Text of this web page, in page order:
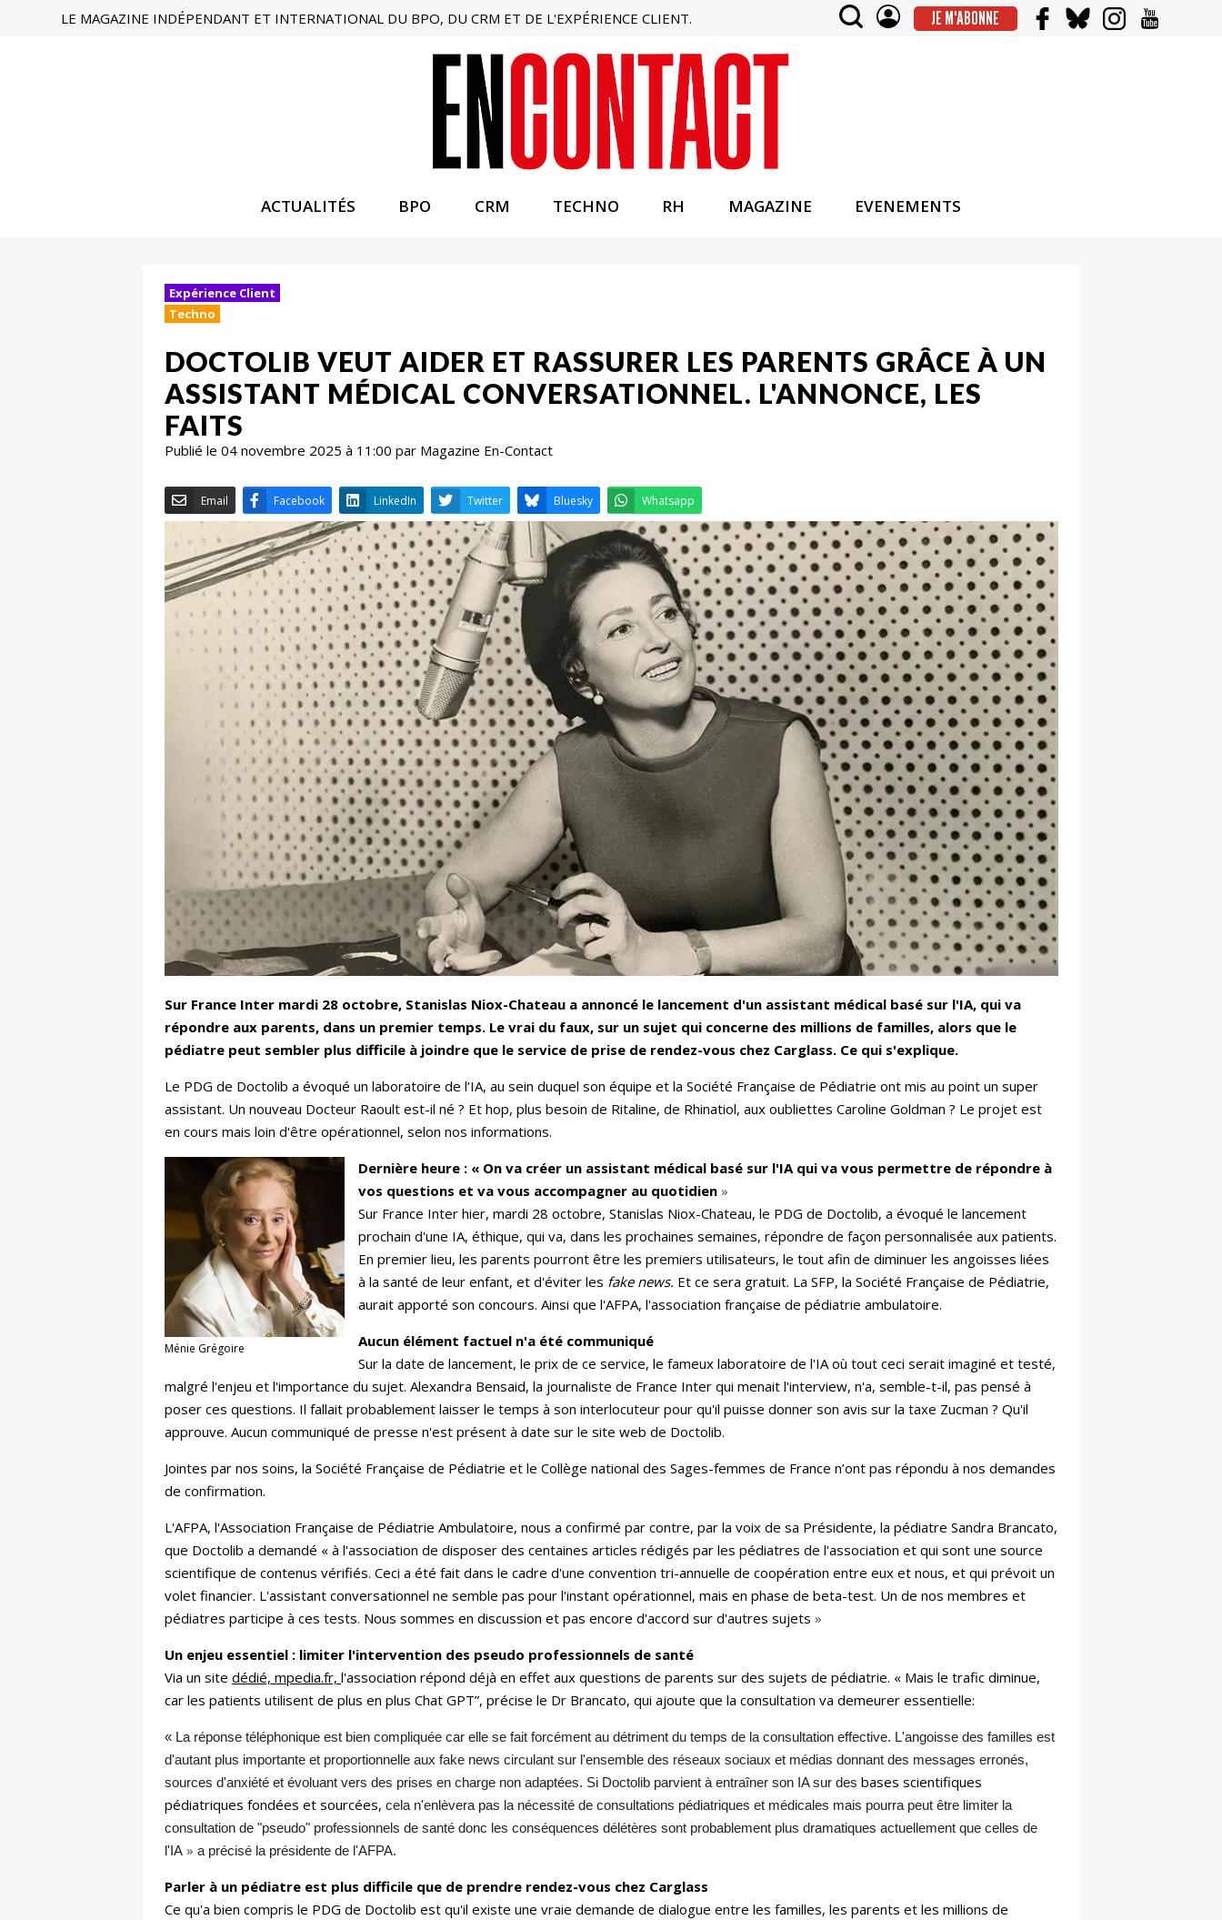
LE MAGAZINE INDÉPENDANT ET INTERNATIONAL DU BPO, DU CRM ET DE L'EXPÉRIENCE CLIENT. JE M'ABONNE
ACTUALITÉS BPO CRM TECHNO RH MAGAZINE EVENEMENTS
Expérience Client
Techno
DOCTOLIB VEUT AIDER ET RASSURER LES PARENTS GRÂCE À UN
ASSISTANT MÉDICAL CONVERSATIONNEL. L'ANNONCE, LES
FAITS
Publié le 04 novembre 2025 à 11:00 par Magazine En-Contact
Email Facebook LinkedIn Twitter Bluesky Whatsapp
Sur France Inter mardi 28 octobre, Stanislas Niox-Chateau a annoncé le lancement d'un assistant médical basé sur l'IA, qui va
répondre aux parents, dans un premier temps. Le vrai du faux, sur un sujet qui concerne des millions de familles, alors que le
pédiatre peut sembler plus difficile à joindre que le service de prise de rendez-vous chez Carglass. Ce qui s'explique.
Le PDG de Doctolib a évoqué un laboratoire de l’IA, au sein duquel son équipe et la Société Française de Pédiatrie ont mis au point un super
assistant. Un nouveau Docteur Raoult est-il né ? Et hop, plus besoin de Ritaline, de Rhinatiol, aux oubliettes Caroline Goldman ? Le projet est
en cours mais loin d'être opérationnel, selon nos informations.
Ménie Grégoire
Dernière heure : « On va créer un assistant médical basé sur l'IA qui va vous permettre de répondre à
vos questions et va vous accompagner au quotidien »
Sur France Inter hier, mardi 28 octobre, Stanislas Niox-Chateau, le PDG de Doctolib, a évoqué le lancement
prochain d'une IA, éthique, qui va, dans les prochaines semaines, répondre de façon personnalisée aux patients.
En premier lieu, les parents pourront être les premiers utilisateurs, le tout afin de diminuer les angoisses liées
à la santé de leur enfant, et d'éviter les fake news. Et ce sera gratuit. La SFP, la Société Française de Pédiatrie,
aurait apporté son concours. Ainsi que l'AFPA, l'association française de pédiatrie ambulatoire.
Aucun élément factuel n'a été communiqué
Sur la date de lancement, le prix de ce service, le fameux laboratoire de l'IA où tout ceci serait imaginé et testé,
malgré l'enjeu et l'importance du sujet. Alexandra Bensaid, la journaliste de France Inter qui menait l'interview, n'a, semble-t-il, pas pensé à
poser ces questions. Il fallait probablement laisser le temps à son interlocuteur pour qu'il puisse donner son avis sur la taxe Zucman ? Qu'il
approuve. Aucun communiqué de presse n'est présent à date sur le site web de Doctolib.
Jointes par nos soins, la Société Française de Pédiatrie et le Collège national des Sages-femmes de France n’ont pas répondu à nos demandes
de confirmation.
L'AFPA, l'Association Française de Pédiatrie Ambulatoire, nous a confirmé par contre, par la voix de sa Présidente, la pédiatre Sandra Brancato,
que Doctolib a demandé « à l'association de disposer des centaines articles rédigés par les pédiatres de l'association et qui sont une source
scientifique de contenus vérifiés. Ceci a été fait dans le cadre d'une convention tri-annuelle de coopération entre eux et nous, et qui prévoit un
volet financier. L'assistant conversationnel ne semble pas pour l'instant opérationnel, mais en phase de beta-test. Un de nos membres et
pédiatres participe à ces tests. Nous sommes en discussion et pas encore d'accord sur d'autres sujets »
Un enjeu essentiel : limiter l'intervention des pseudo professionnels de santé
Via un site dédié, mpedia.fr, l'association répond déjà en effet aux questions de parents sur des sujets de pédiatrie. « Mais le trafic diminue,
car les patients utilisent de plus en plus Chat GPT”, précise le Dr Brancato, qui ajoute que la consultation va demeurer essentielle:
« La réponse téléphonique est bien compliquée car elle se fait forcément au détriment du temps de la consultation effective. L'angoisse des familles est
d'autant plus importante et proportionnelle aux fake news circulant sur l'ensemble des réseaux sociaux et médias donnant des messages erronés,
sources d'anxiété et évoluant vers des prises en charge non adaptées. Si Doctolib parvient à entraîner son IA sur des bases scientifiques
pédiatriques fondées et sourcées, cela n'enlèvera pas la nécessité de consultations pédiatriques et médicales mais pourra peut être limiter la
consultation de "pseudo" professionnels de santé donc les conséquences délétères sont probablement plus dramatiques actuellement que celles de
l'IA » a précisé la présidente de l'AFPA.
Parler à un pédiatre est plus difficile que de prendre rendez-vous chez Carglass
Ce qu'a bien compris le PDG de Doctolib est qu'il existe une vraie demande de dialogue entre les familles, les parents et les millions de